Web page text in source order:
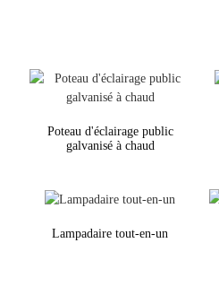
Poteau d'éclairage public
galvanisé à chaud
Lampadaire tout-en-un